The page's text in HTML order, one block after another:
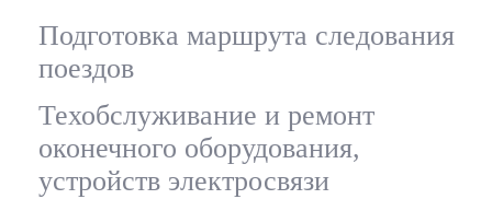
Подготовка маршрута следования
поездов
Техобслуживание и ремонт
оконечного оборудования,
устройств электросвязи